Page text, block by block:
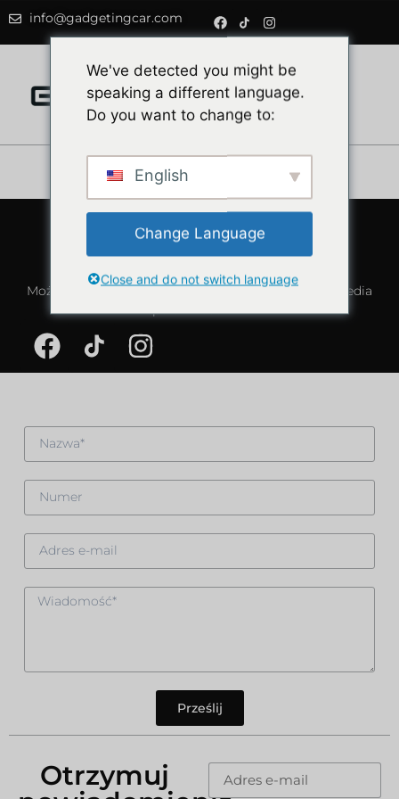
info@gadgetingcar.com
Kontakt
W razie pytań prosimy o kontakt! Odpowiemy
najszybciej, jak to możliwe.
Można się z nami skontaktować również poprzez media
Prześlij
Otrzymuj
We've detected you might be
speaking a different language.
Do you want to change to:
English
Change Language
Close and do not switch language